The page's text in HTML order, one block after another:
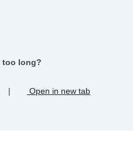
too long?
| Open in new tab